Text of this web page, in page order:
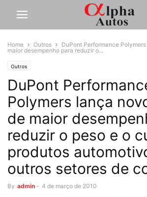
Home Outros
DuPont Performance
maior desempenho para reduzir o...
Outros
DuPont
Polymers lança
de maior
reduzir o peso e o
produtos
outros setores de
By admin - 4 de março de 2010